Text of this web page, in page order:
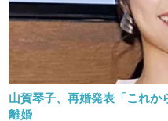
35. 匿名2019/03/05(火) 17:32:53
逆さ絵みたいな顔
山賀琴子、再婚発表「これ
離婚